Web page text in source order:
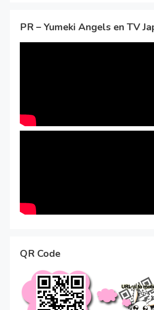
PR – Yumeki Angels en TV
QR Code